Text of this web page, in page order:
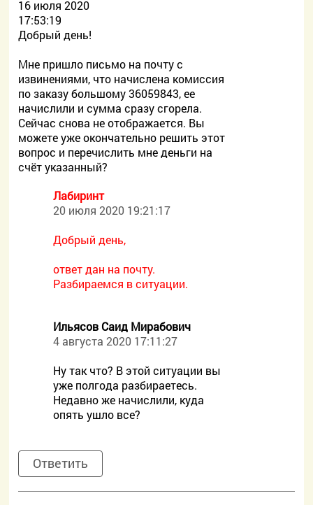
16 июля 2020
17:53:19
Добрый день!
Мне пришло письмо на почту с
извинениями, что начислена комиссия
по заказу большому 36059843, ее
начислили и сумма сразу сгорела.
Сейчас снова не отображается. Вы
можете уже окончательно решить этот
вопрос и перечислить мне деньги на
счёт указанный?
Лабиринт
20 июля 2020 19:21:17
Добрый день,
ответ дан на почту.
Разбираемся в ситуации.
Ильясов Саид Мирабович
4 августа 2020 17:11:27
Ну так что? В этой ситуации вы
уже полгода разбираетесь.
Недавно же начислили, куда
опять ушло все?
Ответить